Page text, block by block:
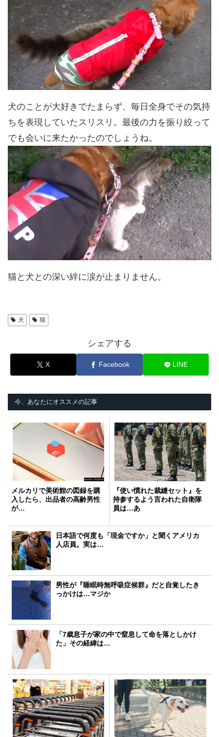
犬のことが大好きでたまらず、毎日全身でその気持
ちを表現していたスリスリ。最後の力を振り絞って
でも会いに来たかったのでしょうね。
猫と犬との深い絆に涙が止まりません。
犬 猫
シェアする
X Facebook LINE
今、あなたにオススメの記事
メルカリで美術館の図録を購
入したら、出品者の高齢男性
が…
『使い慣れた裁縫セット』を
持参するよう言われた自衛隊
員は…あ
日本語で何度も「現金ですか」と聞くアメリカ
人店員。実は…
男性が『睡眠時無呼吸症候群』だと自覚したき
っかけは…マジか
「7歳息子が家の中で窒息して命を落としかけ
た」その経緯は…